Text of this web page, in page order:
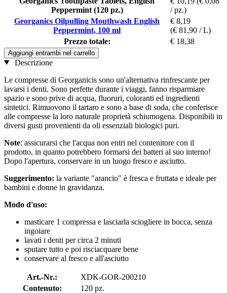
Peppermint (120 pz.)
/ pz.)
Georganics Oilpulling Mouthwash English
Peppermint, 100 ml
€ 8,19
(€ 81,90 / L)
Prezzo totale:
€ 18,38
Aggiungi entrambi nel carrello
Descrizione
Le compresse di Georganicis sono un'alternativa rinfrescante per
lavarsi i denti. Sono perfette durante i viaggi, fanno risparmiare
spazio e sono prive di acqua, fluoruri, coloranti ed ingredienti
sintetici. Rimuovono il tartaro e sono a base di soda, che conferisce
alle compresse la loro naturale proprietà schiumogena. Disponibili in
diversi gusti provenienti da oli essenziali biologici puri.
Note: assicurarsi che l'acqua non entri nel contenitore con il
prodotto, in quanto potrebbero formarsi dei batteri al suo interno!
Dopo l'apertura, conservare in un luogo fresco e asciutto.
Suggerimento: la variante "arancio" è fresca e fruttata e ideale per
bambini e donne in gravidanza.
Modo d'uso:
masticare 1 compressa e lasciarla sciogliere in bocca, senza
ingoiare
lavati i denti per circa 2 minuti
sputare tutto e poi risciacquare bene
conservare al fresco e all'asciutto
Art.-Nr.:
XDK-GOR-200210
Contenuto:
120 pz.